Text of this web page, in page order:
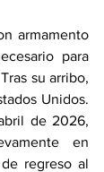
armamento
para
su arribo,
Unidos.
de 2026,
en
regreso al